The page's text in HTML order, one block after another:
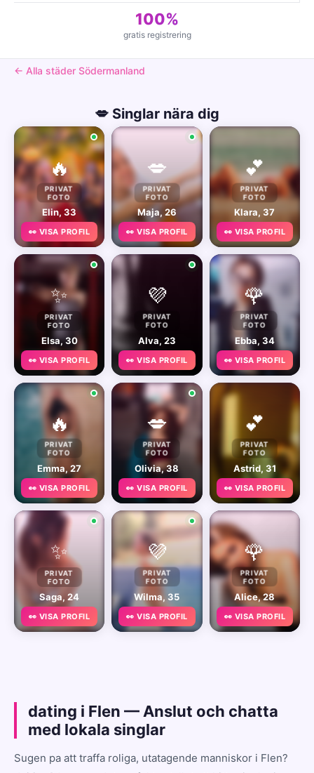
100%
gratis registrering
← Alla städer Södermanland
💋 Singlar nära dig
🔥
PRIVAT
FOTO
Elin, 33
👀 VISA PROFIL
💋
PRIVAT
FOTO
Maja, 26
👀 VISA PROFIL
💕
PRIVAT
FOTO
Klara, 37
👀 VISA PROFIL
✨
PRIVAT
FOTO
Elsa, 30
👀 VISA PROFIL
💜
PRIVAT
FOTO
Alva, 23
👀 VISA PROFIL
🌹
PRIVAT
FOTO
Ebba, 34
👀 VISA PROFIL
🔥
PRIVAT
FOTO
Emma, 27
👀 VISA PROFIL
💋
PRIVAT
FOTO
Olivia, 38
👀 VISA PROFIL
💕
PRIVAT
FOTO
Astrid, 31
👀 VISA PROFIL
✨
PRIVAT
FOTO
Saga, 24
👀 VISA PROFIL
💜
PRIVAT
FOTO
Wilma, 35
👀 VISA PROFIL
🌹
PRIVAT
FOTO
Alice, 28
👀 VISA PROFIL
dating i Flen — Anslut och chatta
med lokala singlar
Sugen pa att traffa roliga, utatagende manniskor i Flen?